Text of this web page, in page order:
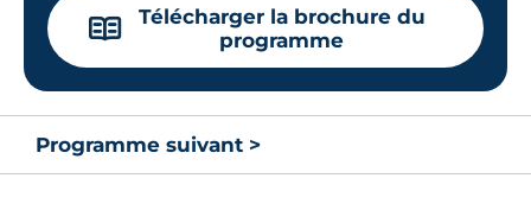
📖
Télécharger la brochure du
programme
Programme suivant >